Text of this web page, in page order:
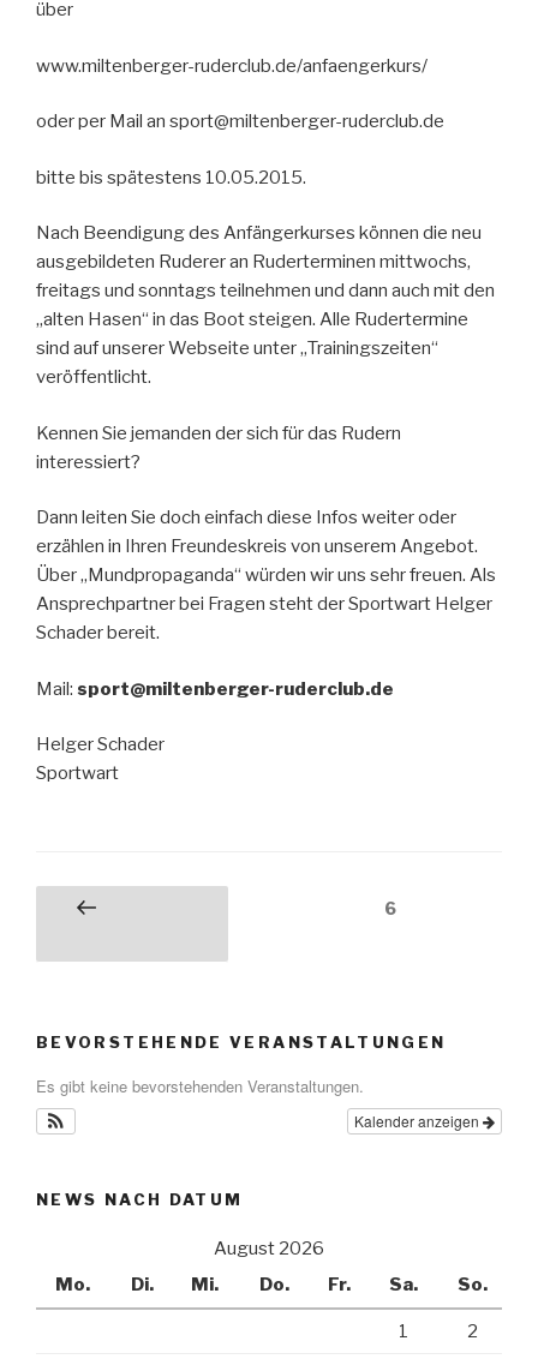
über
www.miltenberger-ruderclub.de/anfaengerkurs/
oder per Mail an sport@miltenberger-ruderclub.de
bitte bis spätestens 10.05.2015.
Nach Beendigung des Anfängerkurses können die neu
ausgebildeten Ruderer an Ruderterminen mittwochs,
freitags und sonntags teilnehmen und dann auch mit den
„alten Hasen“ in das Boot steigen. Alle Rudertermine
sind auf unserer Webseite unter „Trainingszeiten“
veröffentlicht.
Kennen Sie jemanden der sich für das Rudern
interessiert?
Dann leiten Sie doch einfach diese Infos weiter oder
erzählen in Ihren Freundeskreis von unserem Angebot.
Über „Mundpropaganda“ würden wir uns sehr freuen. Als
Ansprechpartner bei Fragen steht der Sportwart Helger
Schader bereit.
Mail: sport@miltenberger-ruderclub.de
Helger Schader
Sportwart
Seitennummerierung
Beiträge
Vorherige
6
BEVORSTEHENDE VERANSTALTUNGEN
Es gibt keine bevorstehenden Veranstaltungen.
Kalender anzeigen
NEWS NACH DATUM
August 2026
Mo.
Di. Mi. Do. Fr. Sa. So.
1 2